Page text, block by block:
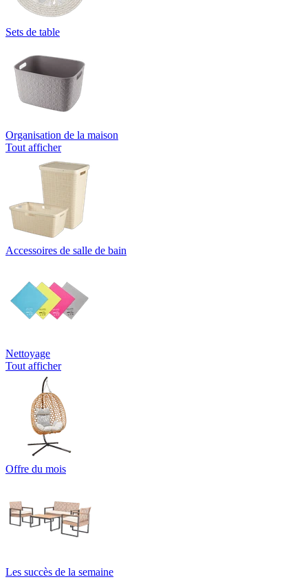
Sets de table
Organisation de la maison
Tout afficher
Accessoires de salle de bain
Nettoyage
Tout afficher
Offre du mois
Les succès de la semaine